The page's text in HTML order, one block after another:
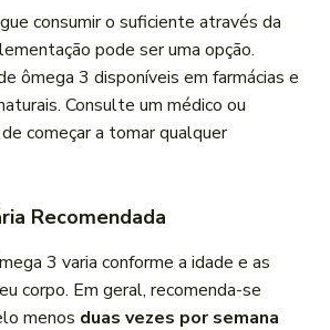
consumir o suficiente através da
pode ser uma opção.
ômega 3 disponíveis em farmácias e
Consulte um médico ou
começar a tomar qualquer
Recomendada
3 varia conforme a idade e as
corpo. Em geral, recomenda-se
menos duas vezes por semana